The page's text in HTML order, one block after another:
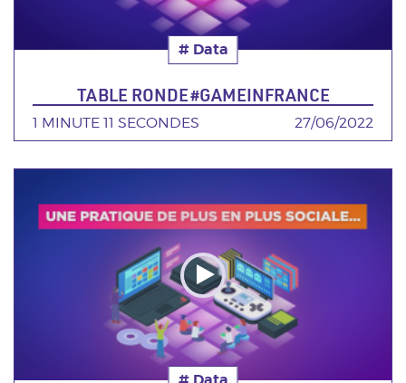
Thématique
# Data
TABLE RONDE #GAMEINFRANCE
DURÉE
1 MINUTE 11 SECONDES DATE
27/06/2022
video